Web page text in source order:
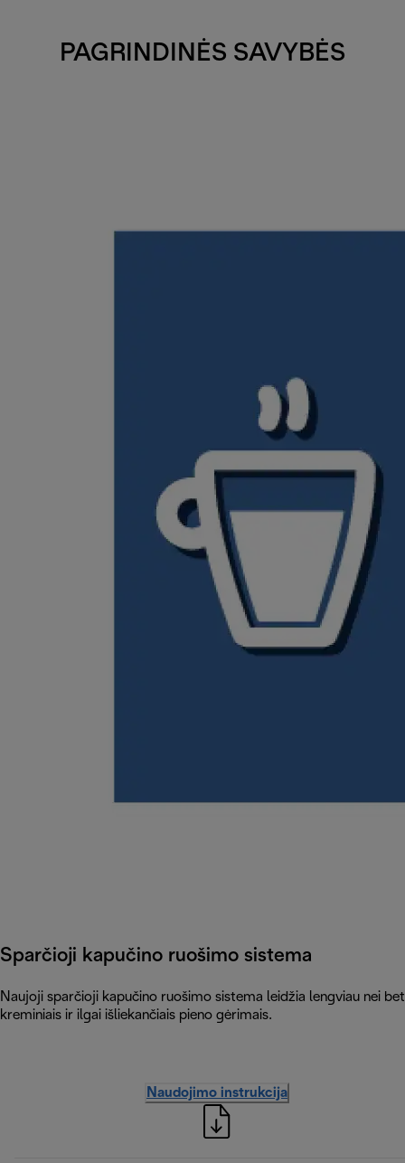
PAGRINDINĖS SAVYBĖS
Sparčioji kapučino ruošimo sistema
Naujoji sparčioji kapučino ruošimo sistema leidžia lengviau nei
kreminiais ir ilgai išliekančiais pieno gėrimais.
Naudojimo instrukcija